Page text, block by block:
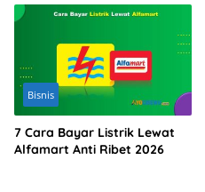
Bisnis
7 Cara Bayar Listrik Lewat
Alfamart Anti Ribet 2026